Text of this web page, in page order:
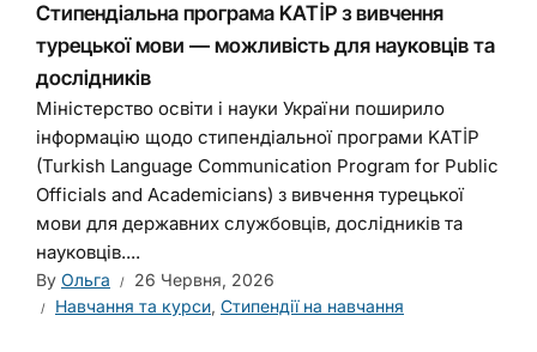
Стипендіальна програма KATİP з вивчення
турецької мови — можливість для науковців та
дослідників
Міністерство освіти і науки України поширило
інформацію щодо стипендіальної програми KATİP
(Turkish Language Communication Program for Public
Officials and Academicians) з вивчення турецької
мови для державних службовців, дослідників та
науковців....
By Ольга
26 Червня, 2026
Навчання та курси, Стипендії на навчання